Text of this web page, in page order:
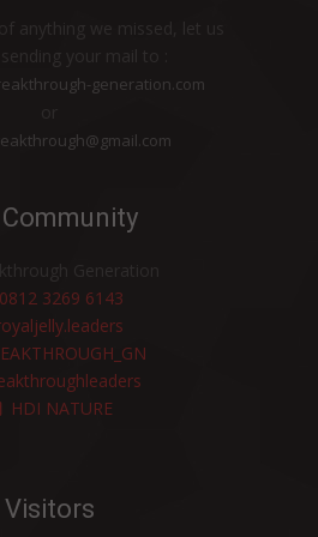
KESUBURAN
DAN NYAMAN
Ketika Hamil
Produk Alami HDI
dan Berat Badan
Propoelix Membantu
generation.com
Community
3269 6143
HDI NATURE
Visitors